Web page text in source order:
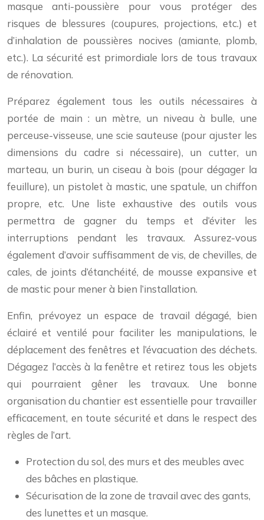
masque anti-poussière pour vous protéger des
risques de blessures (coupures, projections, etc.) et
d’inhalation de poussières nocives (amiante, plomb,
etc.). La sécurité est primordiale lors de tous travaux
de rénovation.
Préparez également tous les outils nécessaires à
portée de main : un mètre, un niveau à bulle, une
perceuse-visseuse, une scie sauteuse (pour ajuster les
dimensions du cadre si nécessaire), un cutter, un
marteau, un burin, un ciseau à bois (pour dégager la
feuillure), un pistolet à mastic, une spatule, un chiffon
propre, etc. Une liste exhaustive des outils vous
permettra de gagner du temps et d’éviter les
interruptions pendant les travaux. Assurez-vous
également d’avoir suffisamment de vis, de chevilles, de
cales, de joints d’étanchéité, de mousse expansive et
de mastic pour mener à bien l’installation.
Enfin, prévoyez un espace de travail dégagé, bien
éclairé et ventilé pour faciliter les manipulations, le
déplacement des fenêtres et l’évacuation des déchets.
Dégagez l’accès à la fenêtre et retirez tous les objets
qui pourraient gêner les travaux. Une bonne
organisation du chantier est essentielle pour travailler
efficacement, en toute sécurité et dans le respect des
règles de l’art.
Protection du sol, des murs et des meubles avec
des bâches en plastique.
Sécurisation de la zone de travail avec des gants,
des lunettes et un masque.